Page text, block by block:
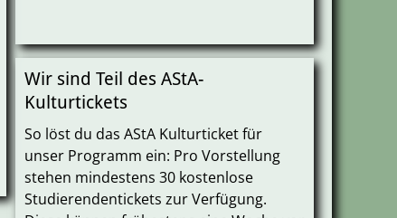
Wir sind Teil des AStA-
Kulturtickets
So löst du das AStA Kulturticket für
unser Programm ein: Pro Vorstellung
stehen mindestens 30 kostenlose
Studierendentickets zur Verfügung.